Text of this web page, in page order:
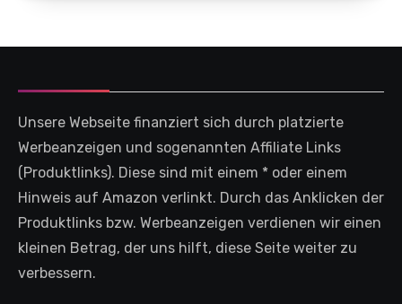
Unsere Webseite finanziert sich durch platzierte
Werbeanzeigen und sogenannten Affiliate Links
(Produktlinks). Diese sind mit einem * oder einem
Hinweis auf Amazon verlinkt. Durch das Anklicken der
Produktlinks bzw. Werbeanzeigen verdienen wir einen
kleinen Betrag, der uns hilft, diese Seite weiter zu
verbessern.